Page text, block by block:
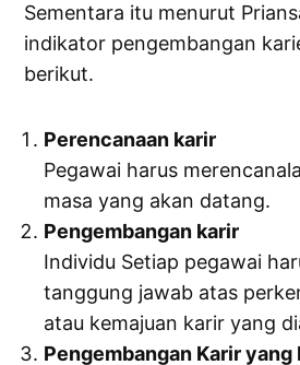
Sementara itu menurut
indikator pengembangan
berikut.
Perencanaan karir
Pegawai harus
masa yang akan datang.
Pengembangan karir
Individu Setiap pegawai
tanggung jawab atas
atau kemajuan karir yang
Pengembangan Karir